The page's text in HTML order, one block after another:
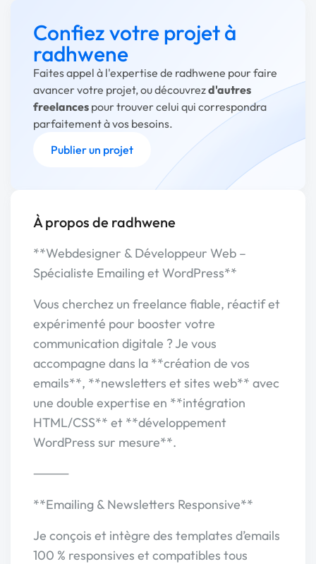
Confiez votre projet à
radhwene
Faites appel à l'expertise de radhwene pour faire
avancer votre projet, ou découvrezd'autres
freelances pour trouver celui qui correspondra
parfaitement à vos besoins.
Publier un projet
À propos de radhwene
**Webdesigner & Développeur Web –
Spécialiste Emailing et WordPress**
Vous cherchez un freelance fiable, réactif et
expérimenté pour booster votre
communication digitale ? Je vous
accompagne dans la **création de vos
emails**, **newsletters et sites web** avec
une double expertise en **intégration
HTML/CSS** et **développement
WordPress sur mesure**.
⸻
**Emailing & Newsletters Responsive**
Je conçois et intègre des templates d’emails
100 % responsives et compatibles tous